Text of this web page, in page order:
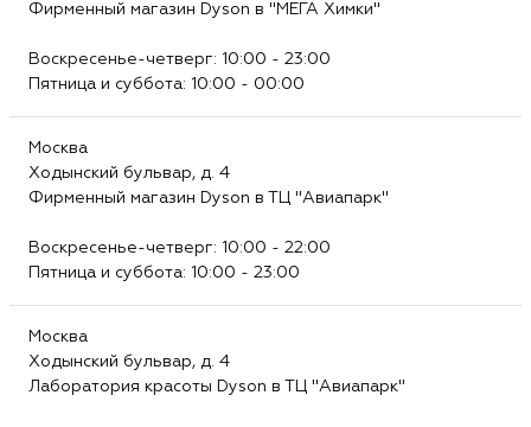
Фирменный магазин Dyson в "МЕГА Химки"
Воскресенье-четверг: 10:00 - 23:00
Пятница и суббота: 10:00 - 00:00
Москва
Ходынский бульвар, д. 4
Фирменный магазин Dyson в ТЦ "Авиапарк"
Воскресенье-четверг: 10:00 - 22:00
Пятница и суббота: 10:00 - 23:00
Москва
Ходынский бульвар, д. 4
Лаборатория красоты Dyson в ТЦ "Авиапарк"